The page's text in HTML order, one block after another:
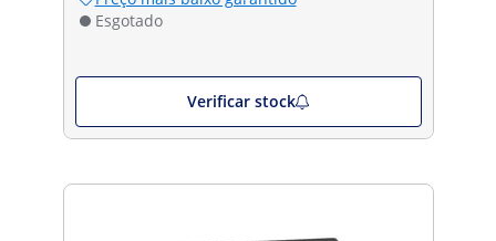
Esgotado
Verificar stock